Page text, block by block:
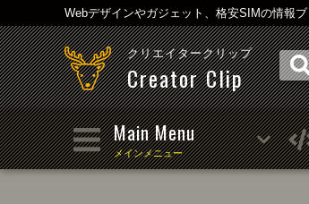
Webデザインやガジェット、格安SIMの情報
クリエイタークリップ
Creator Clip
Main Menu
メインメニュー